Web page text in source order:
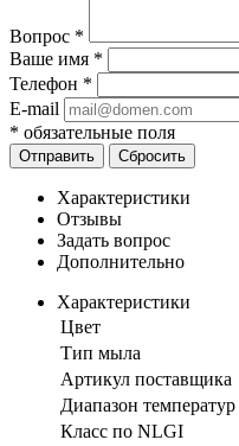
Вопрос *
Ваше имя *
Телефон *
E-mail
* обязательные поля
Отправить Сбросить
Характеристики
Отзывы
Задать вопрос
Дополнительно
Характеристики
Цвет
Тип мыла
Артикул поставщика
Диапазон температур
Класс по NLGI